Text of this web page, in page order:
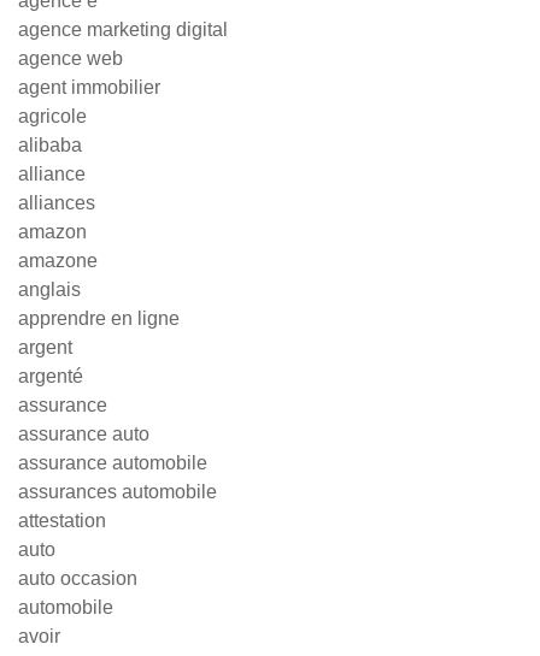
agence marketing digital
agence web
agent immobilier
agricole
alibaba
alliance
alliances
amazon
amazone
anglais
apprendre en ligne
argent
argenté
assurance
assurance auto
assurance automobile
assurances automobile
attestation
auto
auto occasion
automobile
avoir